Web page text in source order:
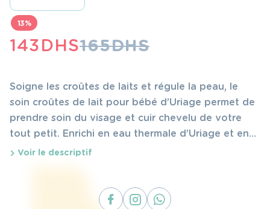
165DHS
LE
INITIAL
ÉTAIT :
165 DHS.
143DHS
LE
ACTUEL
EST :
143 DHS.
13%
Soigne les croûtes de laits et régule la peau, le
soin croûtes de lait pour bébé d’Uriage permet de
prendre soin du visage et cuir chevelu de votre
tout petit. Enrichi en eau thermale d’Uriage et en
actifs anti-irritants, il a une texture crème légère le
Voir le descriptif